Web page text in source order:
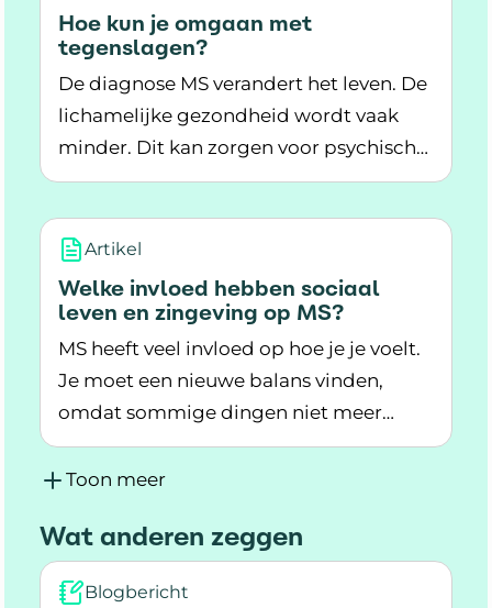
Hoe kun je omgaan met
tegenslagen?
De diagnose MS verandert het leven. De
lichamelijke gezondheid wordt vaak
minder. Dit kan zorgen voor psychische
klachten. Ontdek hoe je hiermee
Lees meer over Hoe kun je omgaan met
Artikel
Welke invloed hebben sociaal
leven en zingeving op MS?
MS heeft veel invloed op hoe je je voelt.
Je moet een nieuwe balans vinden,
omdat sommige dingen niet meer
lukken. Verbinding met anderen en
zingeving helpen daarbij. Ze geven
Lees meer over Welke invloed hebben sociaal
Toon meer
Wat anderen zeggen
Blogbericht